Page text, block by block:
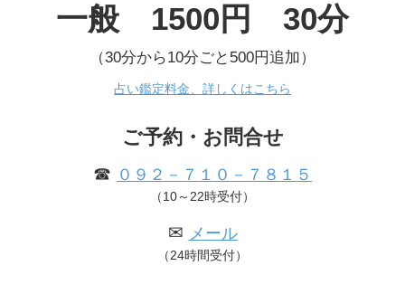
一般 1500円 30分
（30分から10分ごと500円追加）
占い鑑定料金、詳しくはこちら
ご予約・お問合せ
☎ ０９２－７１０－７８１５
（10～22時受付）
✉ メール
（24時間受付）